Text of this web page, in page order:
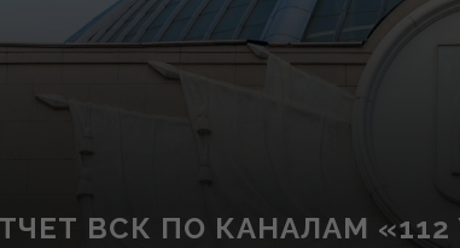
ВСК ПО КАНАЛАМ «112